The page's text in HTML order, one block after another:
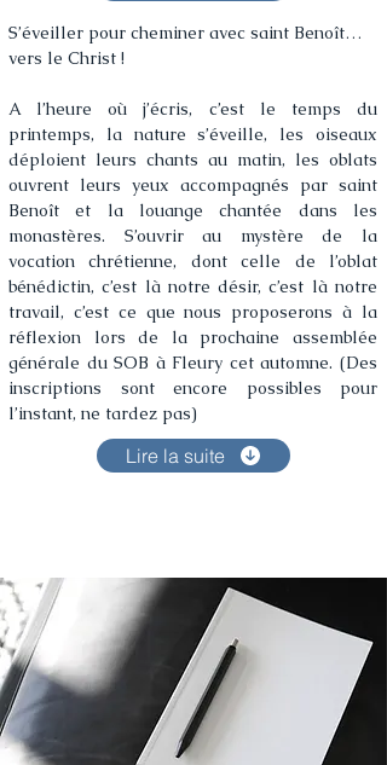
S’éveiller pour cheminer avec saint Benoît…
vers le Christ !
A l’heure où j’écris, c’est le temps du
printemps, la nature s’éveille, les oiseaux
déploient leurs chants au matin, les oblats
ouvrent leurs yeux accompagnés par saint
Benoît et la louange chantée dans les
monastères. S’ouvrir au mystère de la
vocation chrétienne, dont celle de l’oblat
bénédictin, c’est là notre désir, c’est là notre
travail, c’est ce que nous proposerons à la
réflexion lors de la prochaine assemblée
générale du SOB à Fleury cet automne. (Des
inscriptions sont encore possibles pour
l’instant, ne tardez pas)
Lire la suite